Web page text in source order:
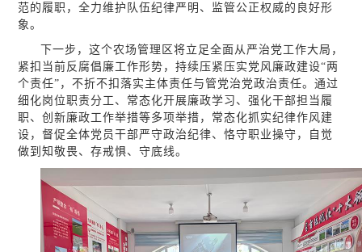
范的履职，全力维护队伍纪律严明、监管公正权威的良好形
象。
下一步，这个农场管理区将立足全面从严治党工作大局，
紧扣当前反腐倡廉工作形势，持续压紧压实党风廉政建设“两
个责任”，不折不扣落实主体责任与管党治党政治责任。通过
细化岗位职责分工、常态化开展廉政学习、强化干部担当履
职、创新廉政工作举措等多项举措，常态化抓实纪律作风建
设，督促全体党员干部严守政治纪律、恪守职业操守，自觉
做到知敬畏、存戒惧、守底线。